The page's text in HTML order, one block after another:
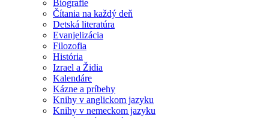
Biografie
Čítania na každý deň
Detská literatúra
Evanjelizácia
Filozofia
História
Izrael a Židia
Kalendáre
Kázne a príbehy
Knihy v anglickom jazyku
Knihy v nemeckom jazyku